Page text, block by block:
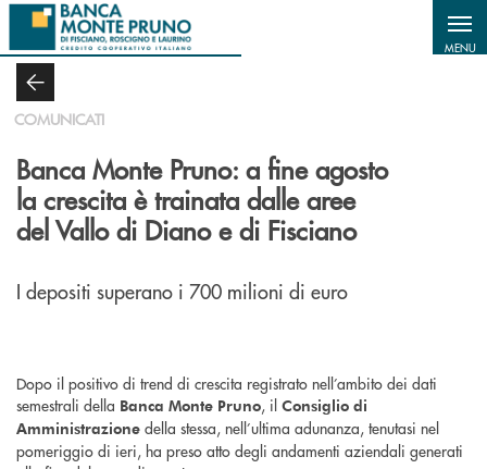
Salta al contenuto principale
MENU
COMUNICATI
Banca Monte Pruno: a fine agosto
la crescita è trainata dalle aree
del Vallo di Diano e di Fisciano
I depositi superano i 700 milioni di euro
Dopo il positivo di trend di crescita registrato nell’ambito dei dati
semestrali della Banca Monte Pruno, il Consiglio di
Amministrazione della stessa, nell’ultima adunanza, tenutasi nel
pomeriggio di ieri, ha preso atto degli andamenti aziendali generati